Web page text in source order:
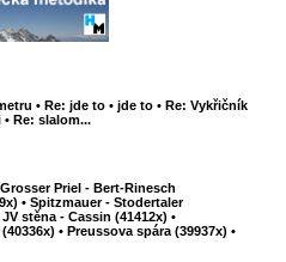
• Re: jde to • jde to • Re: Vykřičník
• Re: slalom...
Grosser Priel - Bert-Rinesch
• Spitzmauer - Stodertaler
JV stěna - Cassin (41412x) •
• Preussova spára (39937x) •